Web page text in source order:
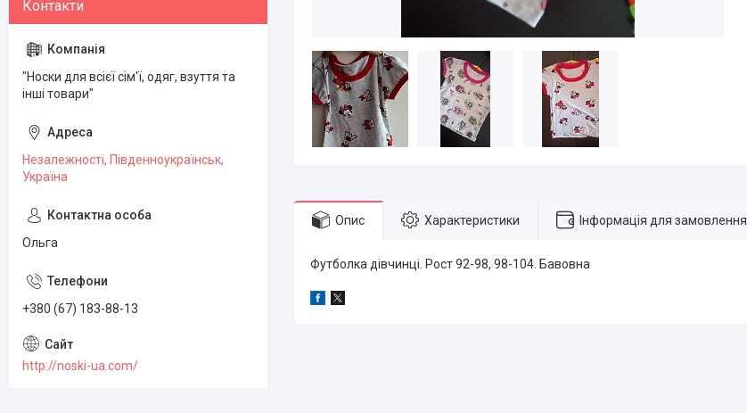
Опис Характеристики Інформація для замовлення
Футболка дівчинці. Рост 92-98, 98-104. Бавовна
"Носки для всієї сім'ї, одяг, взуття та
інші товари"
Незалежності, Південноукраїнськ,
Україна
Ольга
+380 (67) 183-88-13
http://noski-ua.com/